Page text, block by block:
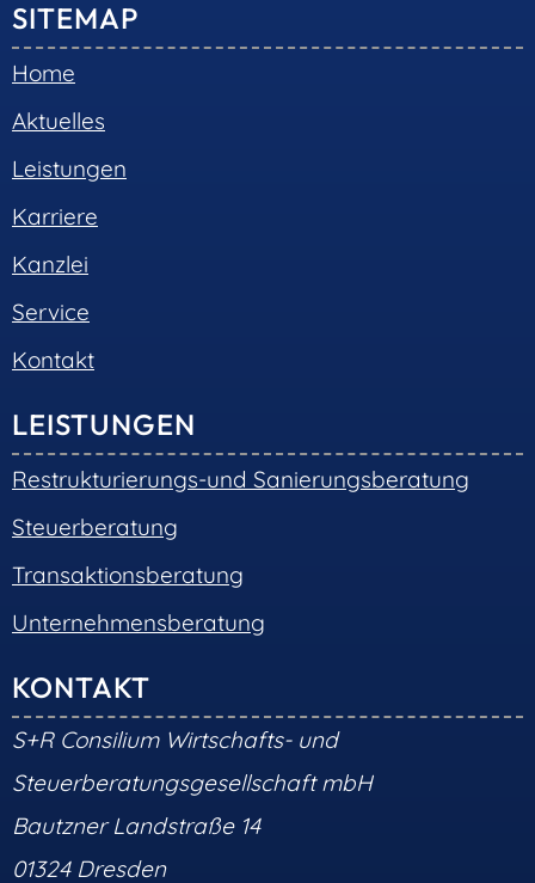
SITEMAP
Home
Aktuelles
Leistungen
Karriere
Kanzlei
Service
Kontakt
LEISTUNGEN
Restrukturierungs-und Sanierungsberatung
Steuerberatung
Transaktionsberatung
Unternehmensberatung
KONTAKT
S+R Consilium Wirtschafts- und
Steuerberatungsgesellschaft mbH
Bautzner Landstraße 14
01324 Dresden